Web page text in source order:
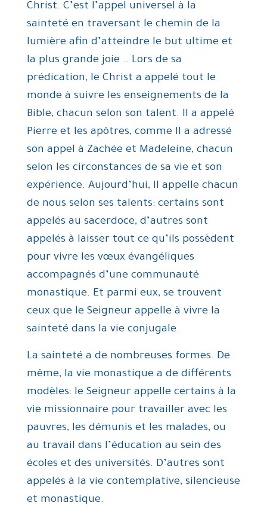
Christ. C’est l’appel universel à la
sainteté en traversant le chemin de la
lumière afin d’atteindre le but ultime et
la plus grande joie … Lors de sa
prédication, le Christ a appelé tout le
monde à suivre les enseignements de la
Bible, chacun selon son talent. Il a appelé
Pierre et les apôtres, comme Il a adressé
son appel à Zachée et Madeleine, chacun
selon les circonstances de sa vie et son
expérience. Aujourd’hui, Il appelle chacun
de nous selon ses talents: certains sont
appelés au sacerdoce, d’autres sont
appelés à laisser tout ce qu’ils possèdent
pour vivre les vœux évangéliques
accompagnés d’une communauté
monastique. Et parmi eux, se trouvent
ceux que le Seigneur appelle à vivre la
sainteté dans la vie conjugale.
La sainteté a de nombreuses formes. De
même, la vie monastique a de différents
modèles: le Seigneur appelle certains à la
vie missionnaire pour travailler avec les
pauvres, les démunis et les malades, ou
au travail dans l’éducation au sein des
écoles et des universités. D’autres sont
appelés à la vie contemplative, silencieuse
et monastique.